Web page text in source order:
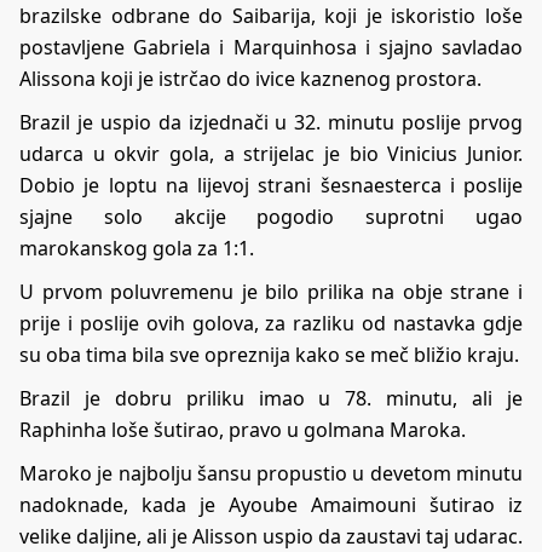
brazilske odbrane do Saibarija, koji je iskoristio loše
postavljene Gabriela i Marquinhosa i sjajno savladao
Alissona koji je istrčao do ivice kaznenog prostora.
Brazil je uspio da izjednači u 32. minutu poslije prvog
udarca u okvir gola, a strijelac je bio Vinicius Junior.
Dobio je loptu na lijevoj strani šesnaesterca i poslije
sjajne solo akcije pogodio suprotni ugao
marokanskog gola za 1:1.
U prvom poluvremenu je bilo prilika na obje strane i
prije i poslije ovih golova, za razliku od nastavka gdje
su oba tima bila sve opreznija kako se meč bližio kraju.
Brazil je dobru priliku imao u 78. minutu, ali je
Raphinha loše šutirao, pravo u golmana Maroka.
Maroko je najbolju šansu propustio u devetom minutu
nadoknade, kada je Ayoube Amaimouni šutirao iz
velike daljine, ali je Alisson uspio da zaustavi taj udarac.